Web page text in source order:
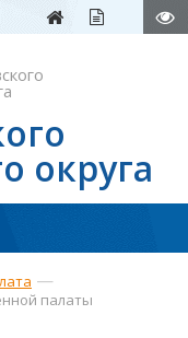
округа
—
палаты